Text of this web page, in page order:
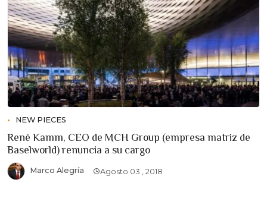
NEW PIECES
René Kamm, CEO de MCH Group (empresa matriz de
Baselworld) renuncia a su cargo
Marco Alegría Agosto 03 , 2018